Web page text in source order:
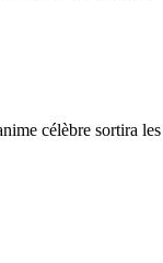
célèbre sortira